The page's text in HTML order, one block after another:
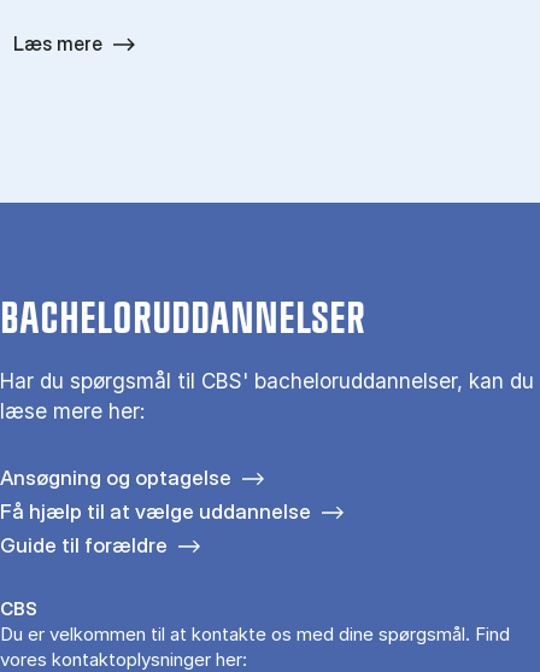
Læs mere
BACHELORUDDANNELSER
Har du spørgsmål til CBS' bacheloruddannelser, kan du
læse mere her:
Ansøgning og optagelse
Få hjælp til at vælge uddannelse
Guide til forældre
CBS
Du er velkommen til at kontakte os med dine spørgsmål. Find
vores kontaktoplysninger her: